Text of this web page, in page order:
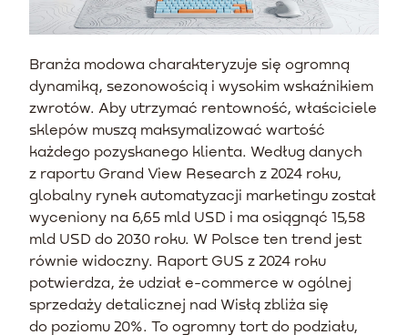
Branża modowa charakteryzuje się ogromną
dynamiką, sezonowością i wysokim wskaźnikiem
zwrotów. Aby utrzymać rentowność, właściciele
sklepów muszą maksymalizować wartość
każdego pozyskanego klienta. Według danych
z raportu Grand View Research z 2024 roku,
globalny rynek automatyzacji marketingu został
wyceniony na 6,65 mld USD i ma osiągnąć 15,58
mld USD do 2030 roku. W Polsce ten trend jest
równie widoczny. Raport GUS z 2024 roku
potwierdza, że udział e-commerce w ogólnej
sprzedaży detalicznej nad Wisłą zbliża się
do poziomu 20%. To ogromny tort do podziału,